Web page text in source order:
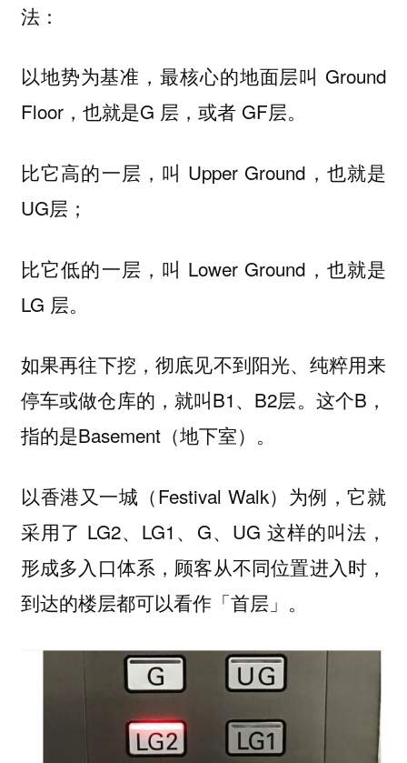
法：
以地势为基准，最核心的地面层叫 Ground
Floor，也就是G 层，或者 GF层。
比它高的一层，叫 Upper Ground，也就是
UG层；
比它低的一层，叫 Lower Ground，也就是
LG 层。
如果再往下挖，彻底见不到阳光、纯粹用来
停车或做仓库的，就叫B1、B2层。这个B，
指的是Basement（地下室）。
以香港又一城（Festival Walk）为例，它就
采用了 LG2、LG1、G、UG 这样的叫法，
形成多入口体系，顾客从不同位置进入时，
到达的楼层都可以看作「首层」。